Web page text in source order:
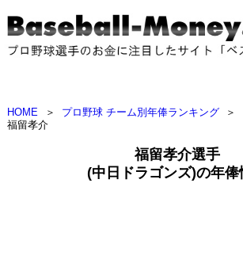
HOME ＞ プロ野球 チーム別年俸ランキング ＞
福留孝介
福留孝介選手
(中日ドラゴンズ)の年俸